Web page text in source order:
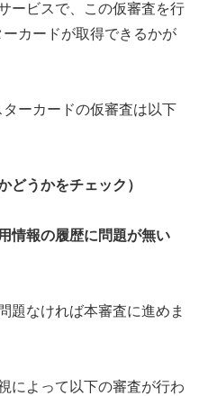
ービスで、この仮審査を行
カードが取得できるかが
ーカードの仮審査は以下
どうかをチェック）
情報の履歴に問題が無い
題なければ本審査に進めま
によって以下の審査が行わ